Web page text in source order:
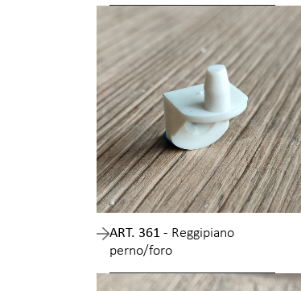
ART. 361 - Reggipiano
perno/foro